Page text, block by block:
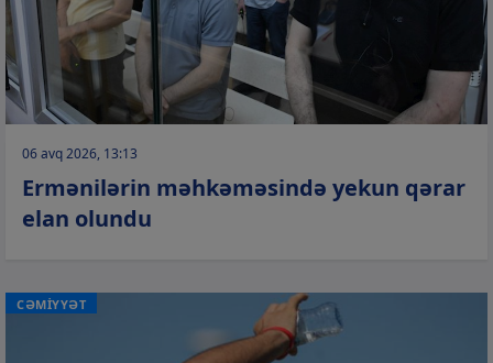
06 avq 2026, 13:13
Ermənilərin məhkəməsində yekun qərar
elan olundu
CƏMİYYƏT